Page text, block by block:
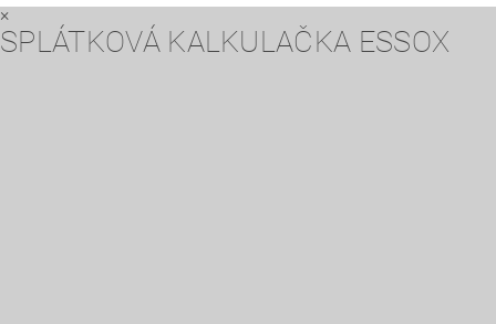
×
SPLÁTKOVÁ KALKULAČKA ESSOX